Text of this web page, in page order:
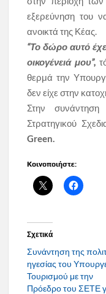
εξερεύνηση του
ανοικτά της Κέας.
“Το δώρο αυτό
οικογένειά μου”,
θερμά την
δεν είχε στην
Στην
Στρατηγικού
Green.
Κοινοποιήστε:
Σχετικά
Συνάντηση της
ηγεσίας του
Τουρισμού με την
Πρόεδρο του ΣΕΤΕ